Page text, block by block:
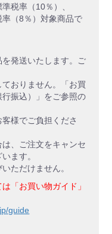
税率（10％）、
率（8％）対象商品で
を発送いたします。ご
ておりません。「お買
振込）」をご参照の
様でご負担くださ
は、ご注文をキャンセ
ます。
ただけません。
「お買い物ガイド」
guide